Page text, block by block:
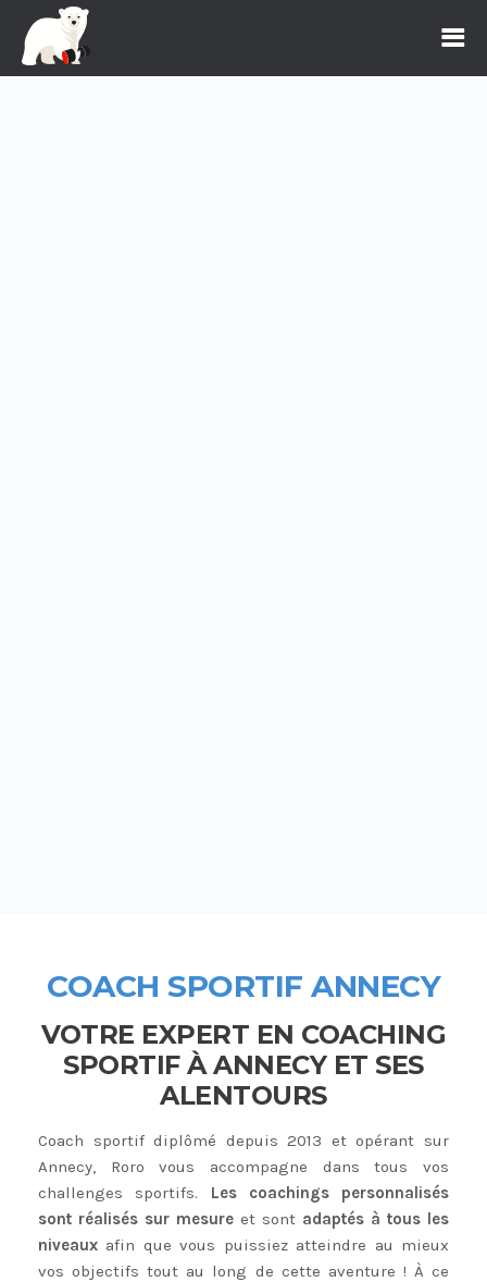
COACH SPORTIF ANNECY
VOTRE EXPERT EN COACHING
SPORTIF À ANNECY ET SES
ALENTOURS
Coach sportif diplômé depuis 2013 et opérant sur
Annecy, Roro vous accompagne dans tous vos
challenges sportifs. Les coachings personnalisés
sont réalisés sur mesure et sont adaptés à tous les
niveaux afin que vous puissiez atteindre au mieux
vos objectifs tout au long de cette aventure ! À ce